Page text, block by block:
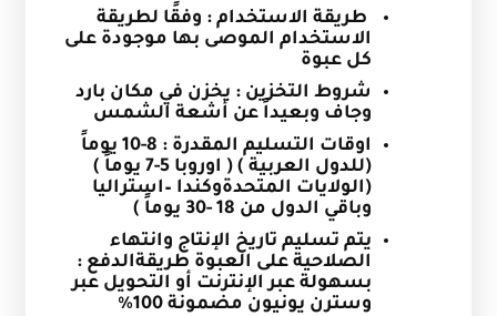
طريقة الاستخدام : وفقًا لطريقة
الاستخدام الموصى بها موجودة على
كل عبوة
شروط التخزين : يخزن في مكان بارد
وجاف وبعيداً عن أشعة الشمس
اوقات التسليم المقدرة :
8-10 يوماً
(للدول العربية ) ( اوروبا 5-7 يوماً )
(الولايات المتحدةوكندا –استراليا
وباقي الدول من 18 -30 يوماً )
يتم تسليم تاريخ الإنتاج وانتهاء
الصلاحية على العبوة طريقةالدفع :
بسهولة عبر الإنترنت أو التحويل عبر
وسترن يونيون مضمونة 100%